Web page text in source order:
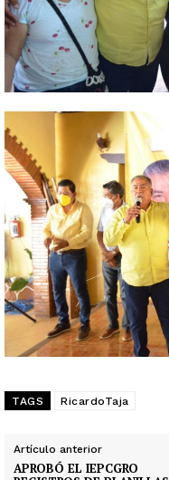
TAGS RicardoTaja
Artículo anterior
APROBÓ EL IEPCGRO